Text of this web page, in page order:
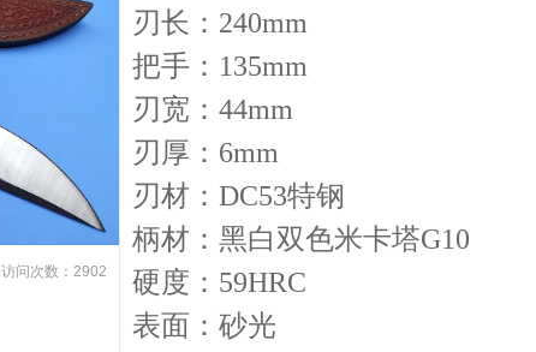
访问次数：2902
刃长：240mm
把手：135mm
刃宽：44mm
刃厚：6mm
刃材：DC53特钢
柄材：黑白双色米卡塔G10
硬度：59HRC
表面：砂光